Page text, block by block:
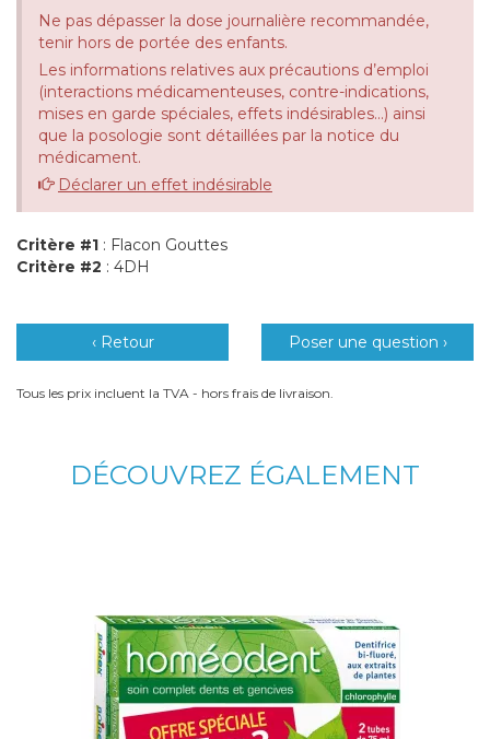
Ne pas dépasser la dose journalière recommandée,
tenir hors de portée des enfants.
Les informations relatives aux précautions d’emploi
(interactions médicamenteuses, contre-indications,
mises en garde spéciales, effets indésirables...) ainsi
que la posologie sont détaillées par la notice du
médicament.
Déclarer un effet indésirable
Critère #1 : Flacon Gouttes
Critère #2 : 4DH
‹ Retour Poser une question ›
Tous les prix incluent la TVA - hors frais de livraison.
DÉCOUVREZ ÉGALEMENT